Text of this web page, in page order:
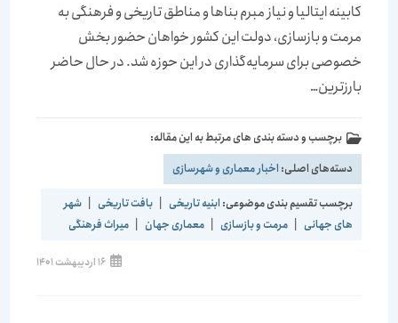
کابینه ایتالیا و نیاز مبرم بناها و مناطق تاریخی و فرهنگی به
مرمت و بازسازی، دولت این کشور خواهان حضور بخش
خصوصی برای سرمایه‌گذاری در این حوزه شد. در حال حاضر
بارزترین…
برچسب و دسته بندی های مرتبط به این مقاله:
دسته‌های اصلی:اخبار معماری و شهرسازی
برچسب تقسیم بندی موضوعی:ابنیه تاریخی | بافت تاریخی |
شهر
های جهانی | مرمت و بازسازی | معماری جهان | میراث فرهنگی
نوشته
منتشر
16 اردیبهشت 1401